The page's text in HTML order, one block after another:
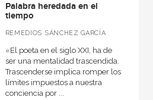
Palabra heredada en el
tiempo
REMEDIOS SÁNCHEZ GARCÍA
«El poeta en el siglo XXI, ha de
ser una mentalidad trascendida.
Trascenderse implica romper los
límites impuestos a nuestra
conciencia por ...